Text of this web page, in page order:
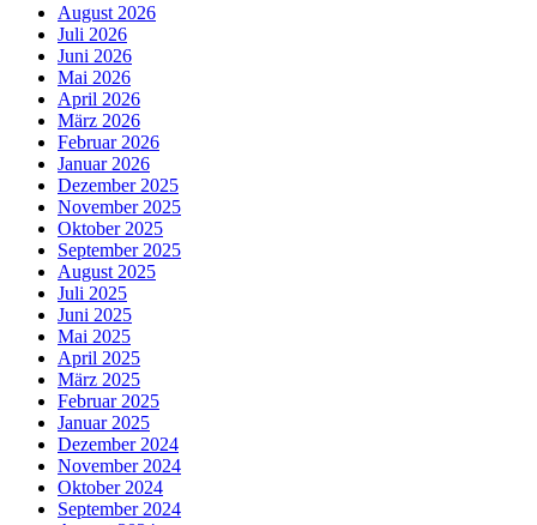
August 2026
Juli 2026
Juni 2026
Mai 2026
April 2026
März 2026
Februar 2026
Januar 2026
Dezember 2025
November 2025
Oktober 2025
September 2025
August 2025
Juli 2025
Juni 2025
Mai 2025
April 2025
März 2025
Februar 2025
Januar 2025
Dezember 2024
November 2024
Oktober 2024
September 2024